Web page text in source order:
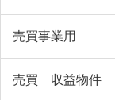
売買事業用
売買 収益物件